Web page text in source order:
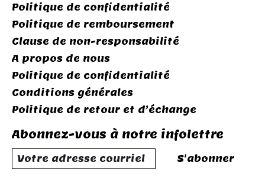
Politique de confidentialité
Politique de remboursement
Clause de non-responsabilité
A propos de nous
Politique de confidentialité
Conditions générales
Politique de retour et d’échange
Abonnez-vous à notre infolettre
S'abonner